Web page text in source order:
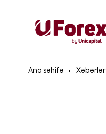
Ana səhifə Xəbərlər